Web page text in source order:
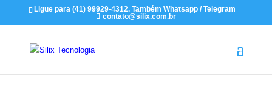
Ligue para (41) 99929-4312. Também Whatsapp / Telegram
contato@silix.com.br